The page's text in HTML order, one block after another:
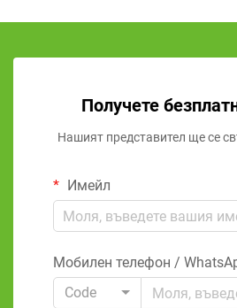
Получете
Нашият представител ще се
Имейл
Мобилен телефон /
Code